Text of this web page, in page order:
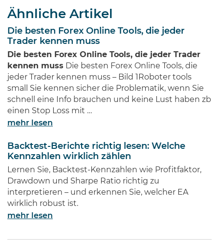
Bill Gates von Microsoft dürften
jedem Investor geläufig sein.
Diese Männer haben Imperien
erschaffen und gleichzeitig
Millionen von Anlegern auf der
ganzen Welt …
Ähnliche Artikel
Die besten Forex Online Tools, die jeder
Trader kennen muss
Die besten Forex Online Tools, die jeder Trader
kennen muss Die besten Forex Online Tools, die
jeder Trader kennen muss – Bild 1Roboter tools
small Sie kennen sicher die Problematik, wenn Sie
schnell eine Info brauchen und keine Lust haben zb
einen Stop Loss mit …
mehr lesen
Backtest-Berichte richtig lesen: Welche
Kennzahlen wirklich zählen
Lernen Sie, Backtest-Kennzahlen wie Profitfaktor,
Drawdown und Sharpe Ratio richtig zu
interpretieren – und erkennen Sie, welcher EA
wirklich robust ist.
mehr lesen